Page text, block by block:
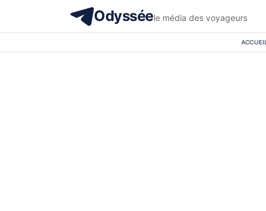
Odysséele média des voyageurs
ACCUEIL